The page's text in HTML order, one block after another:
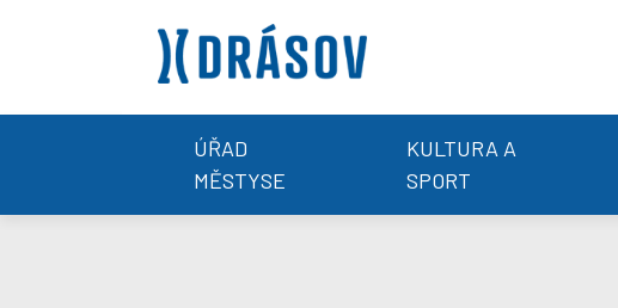
ÚŘAD
MĚSTYSE
KULTURA A
SPORT